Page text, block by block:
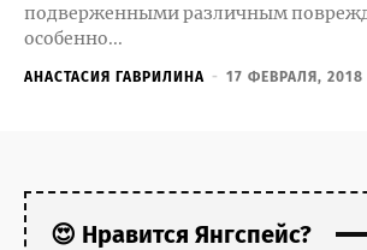
подверженными различным
особенно...
АНАСТАСИЯ ГАВРИЛИНА - 17 ФЕВРАЛЯ, 2018
😍 Нравится Янгспейс?